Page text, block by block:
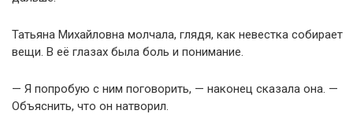
Татьяна Михайловна молчала, глядя, как невестка собирает
вещи. В её глазах была боль и понимание.
— Я попробую с ним поговорить, — наконец сказала она. —
Объяснить, что он натворил.